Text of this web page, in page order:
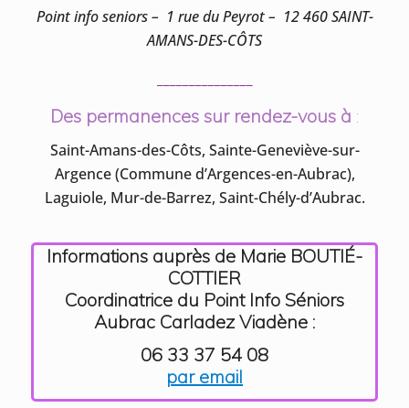
Point info seniors – 1 rue du Peyrot – 12 460 SAINT-
AMANS-DES-CÔTS
Des permanences sur rendez-vous à :
Saint-Amans-des-Côts, Sainte-Geneviève-sur-
Argence (Commune d’Argences-en-Aubrac),
Laguiole, Mur-de-Barrez, Saint-Chély-d’Aubrac.
Informations auprès de Marie BOUTIÉ-
COTTIER
Coordinatrice du Point Info Séniors
Aubrac Carladez Viadène :
06 33 37 54 08
par email